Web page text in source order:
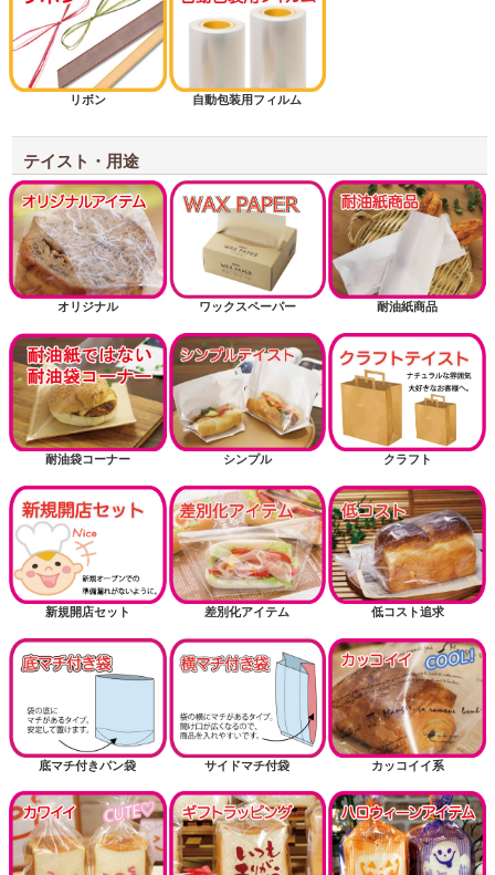
リボン 自動包装用フィルム
テイスト・用途
オリジナル ワックスペーパー 耐油紙商品
耐油袋コーナー シンプル クラフト
新規開店セット 差別化アイテム 低コスト追求
底マチ付きパン袋 サイドマチ付袋 カッコイイ系